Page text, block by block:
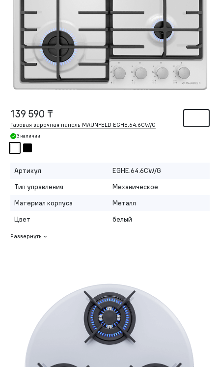
139 590 ₸
Газовая варочная панель MAUNFELD EGHE.64.6CW/G
В наличии
Артикул
EGHE.64.6CW/G
Тип управления
Механическое
Материал корпуса
Металл
Цвет
белый
Развернуть